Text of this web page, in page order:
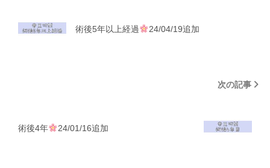
術後5年以上経過 24/04/19追加
次の記事
術後4年 24/01/16追加